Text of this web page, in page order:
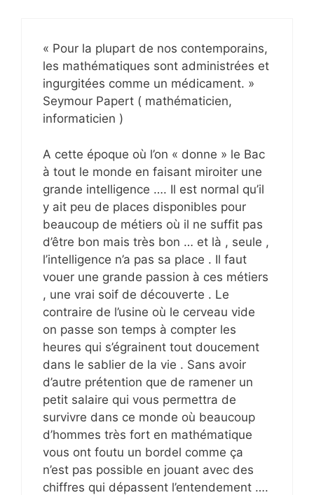
« Pour la plupart de nos contemporains,
les mathématiques sont administrées et
ingurgitées comme un médicament. »
Seymour Papert ( mathématicien,
informaticien )
A cette époque où l’on « donne » le Bac
à tout le monde en faisant miroiter une
grande intelligence …. Il est normal qu’il
y ait peu de places disponibles pour
beaucoup de métiers où il ne suffit pas
d’être bon mais très bon … et là , seule ,
l’intelligence n’a pas sa place . Il faut
vouer une grande passion à ces métiers
, une vrai soif de découverte . Le
contraire de l’usine où le cerveau vide
on passe son temps à compter les
heures qui s’égrainent tout doucement
dans le sablier de la vie . Sans avoir
d’autre prétention que de ramener un
petit salaire qui vous permettra de
survivre dans ce monde où beaucoup
d’hommes très fort en mathématique
vous ont foutu un bordel comme ça
n’est pas possible en jouant avec des
chiffres qui dépassent l’entendement ….